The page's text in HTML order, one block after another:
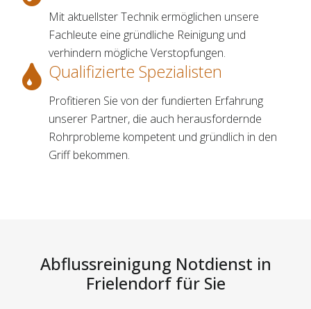
Mit aktuellster Technik ermöglichen unsere
Fachleute eine gründliche Reinigung und
verhindern mögliche Verstopfungen.
Qualifizierte Spezialisten
Profitieren Sie von der fundierten Erfahrung
unserer Partner, die auch herausfordernde
Rohrprobleme kompetent und gründlich in den
Griff bekommen.
Abflussreinigung Notdienst in
Frielendorf für Sie